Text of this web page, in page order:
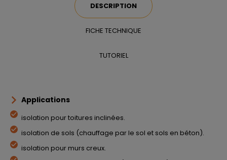
DESCRIPTION
FICHE TECHNIQUE
TUTORIEL
Applications
isolation pour toitures inclinées.
isolation de sols (chauffage par le sol et sols en béton).
isolation pour murs creux.